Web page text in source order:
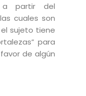
a partir del
cuales son
sujeto tiene
para
de algún